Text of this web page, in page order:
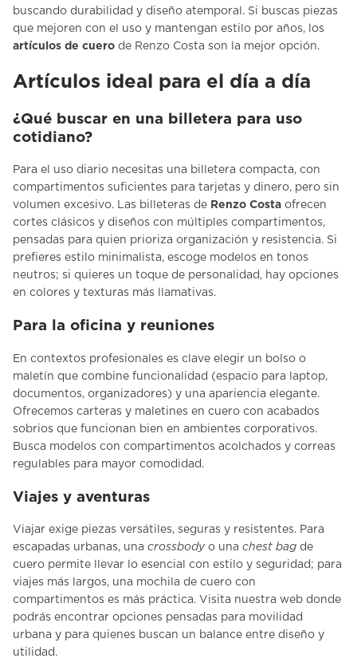
buscando durabilidad y diseño atemporal. Si buscas piezas
que mejoren con el uso y mantengan estilo por años, los
artículos de cuero de Renzo Costa son la mejor opción.
Artículos ideal para el día a día
¿Qué buscar en una billetera para uso
cotidiano?
Para el uso diario necesitas una billetera compacta, con
compartimentos suficientes para tarjetas y dinero, pero sin
volumen excesivo. Las billeteras de Renzo Costa ofrecen
cortes clásicos y diseños con múltiples compartimentos,
pensadas para quien prioriza organización y resistencia. Si
prefieres estilo minimalista, escoge modelos en tonos
neutros; si quieres un toque de personalidad, hay opciones
en colores y texturas más llamativas.
Para la oficina y reuniones
En contextos profesionales es clave elegir un bolso o
maletín que combine funcionalidad (espacio para laptop,
documentos, organizadores) y una apariencia elegante.
Ofrecemos carteras y maletines en cuero con acabados
sobrios que funcionan bien en ambientes corporativos.
Busca modelos con compartimentos acolchados y correas
regulables para mayor comodidad.
Viajes y aventuras
Viajar exige piezas versátiles, seguras y resistentes. Para
escapadas urbanas, una crossbody o una chest bag de
cuero permite llevar lo esencial con estilo y seguridad; para
viajes más largos, una mochila de cuero con
compartimentos es más práctica. Visita nuestra web donde
podrás encontrar opciones pensadas para movilidad
urbana y para quienes buscan un balance entre diseño y
utilidad.